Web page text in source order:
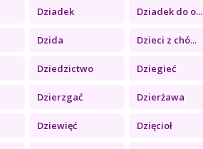
Dziadek Dziadek do o...
Dzida Dzieci z chó...
Dziedzictwo Dziegieć
Dzierzgać Dzierżawa
Dziewięć Dzięcioł